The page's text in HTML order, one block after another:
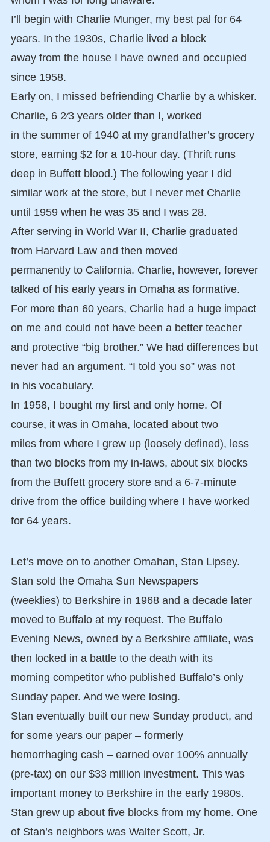
I’ll begin with Charlie Munger, my best pal for 64
years. In the 1930s, Charlie lived a block
away from the house I have owned and occupied
since 1958.
Early on, I missed befriending Charlie by a whisker.
Charlie, 6 2⁄3 years older than I, worked
in the summer of 1940 at my grandfather’s grocery
store, earning $2 for a 10-hour day. (Thrift runs
deep in Buffett blood.) The following year I did
similar work at the store, but I never met Charlie
until 1959 when he was 35 and I was 28.
After serving in World War II, Charlie graduated
from Harvard Law and then moved
permanently to California. Charlie, however, forever
talked of his early years in Omaha as formative.
For more than 60 years, Charlie had a huge impact
on me and could not have been a better teacher
and protective “big brother.” We had differences but
never had an argument. “I told you so” was not
in his vocabulary.
In 1958, I bought my first and only home. Of
course, it was in Omaha, located about two
miles from where I grew up (loosely defined), less
than two blocks from my in-laws, about six blocks
from the Buffett grocery store and a 6-7-minute
drive from the office building where I have worked
for 64 years.
Let’s move on to another Omahan, Stan Lipsey.
Stan sold the Omaha Sun Newspapers
(weeklies) to Berkshire in 1968 and a decade later
moved to Buffalo at my request. The Buffalo
Evening News, owned by a Berkshire affiliate, was
then locked in a battle to the death with its
morning competitor who published Buffalo’s only
Sunday paper. And we were losing.
Stan eventually built our new Sunday product, and
for some years our paper – formerly
hemorrhaging cash – earned over 100% annually
(pre-tax) on our $33 million investment. This was
important money to Berkshire in the early 1980s.
Stan grew up about five blocks from my home. One
of Stan’s neighbors was Walter Scott, Jr.